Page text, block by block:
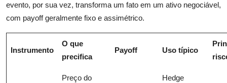
evento, por sua vez, transforma um fato em um ativo negociável,
com payoff geralmente fixo e assimétrico.
Instrumento
O que
precifica
Payoff Uso típico
Preço do
Hedge